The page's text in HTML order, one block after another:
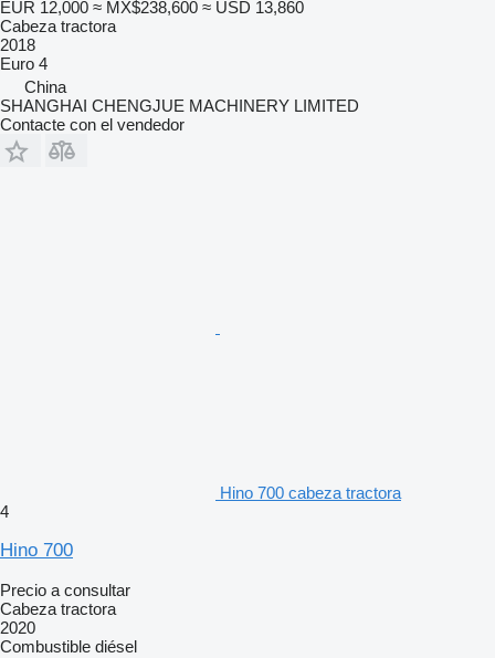
EUR 12,000 ≈ MX$238,600 ≈ USD 13,860
Cabeza tractora
2018
Euro 4
China
SHANGHAI CHENGJUE MACHINERY LIMITED
Contacte con el vendedor
Hino 700 cabeza tractora
4
Hino 700
Precio a consultar
Cabeza tractora
2020
Combustible diésel